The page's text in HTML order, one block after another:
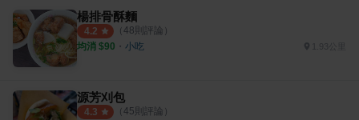
楊排骨酥麵
4.2 （ 48則評論）
均消 $90 ・ 小吃
源芳刈包
4.3 （ 45則評論）